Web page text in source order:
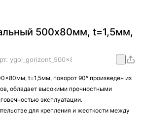
500x80мм, t=1,5мм,
ygol_gorizont_500x80mm_t=1,5mm_90
t=1,5мм, поворот 90° произведен из
обладает высокими прочностными
эксплуатации.
для крепления и жесткости между